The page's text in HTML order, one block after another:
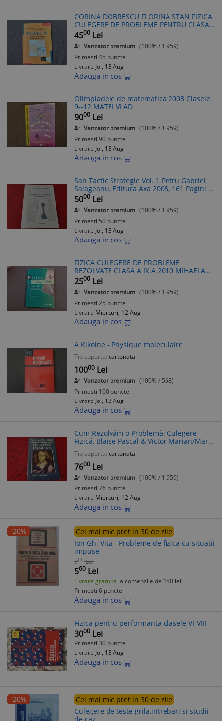
CORINA DOBRESCU FLORINA STAN FIZICA
CULEGERE DE PROBLEME PENTRU CLASA
A XI A
4500 Lei
Vanzator premium (100% / 1.959)
Primesti 45 puncte
Livrare Joi, 13 Aug
Adauga in cos
Olimpiadele de matematica 2008 Clasele
9--12 MATEI VLAD
9000 Lei
Vanzator premium (100% / 1.959)
Primesti 90 puncte
Livrare Joi, 13 Aug
Adauga in cos
Sah Tactic Strategie Vol. 1 Petru Gabriel
Salageanu, Editura Axa 2005, 161 Pagini -
Carte Sah
5000 Lei
Vanzator premium (100% / 1.959)
Primesti 50 puncte
Livrare Joi, 13 Aug
Adauga in cos
FIZICA CULEGERE DE PROBLEME
REZOLVATE CLASA A IX A 2010 MIHAELA
CHIRITA
2500 Lei
Vanzator premium (100% / 1.959)
Primesti 25 puncte
Livrare Miercuri, 12 Aug
Adauga in cos
A Kikoine - Physique moleculaire
Tip coperta: cartonata
10000 Lei
Vanzator premium (100% / 568)
Primesti 100 puncte
Livrare Joi, 13 Aug
Adauga in cos
Cum Rezolvăm o Problemă: Culegere
Fizică, Blaise Pascal & Victor Marian/Maria
Popescu, RF14/3, Editura Științifică 1972
Tip coperta: cartonata
7600 Lei
Vanzator premium (100% / 1.959)
Primesti 76 puncte
Livrare Miercuri, 12 Aug
Adauga in cos
-20%
Cel mai mic pret in 30 de zile
Ion Gh. Vita - Probleme de fizica cu situatii
impuse
700 Lei
560 Lei
Livrare gratuita la comenzile de 150 lei
Primesti 6 puncte
Adauga in cos
Fizica pentru performanta clasele VI-VIII
3000 Lei
Primesti 30 puncte
Livrare Joi, 13 Aug
Adauga in cos
-20%
Cel mai mic pret in 30 de zile
Culegere de teste grila,intrebari si studii
de caz